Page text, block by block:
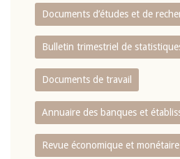
Documents d’études et de
Bulletin trimestriel de
Documents de travail
Annuaire des banques et
Revue économique et monétaire